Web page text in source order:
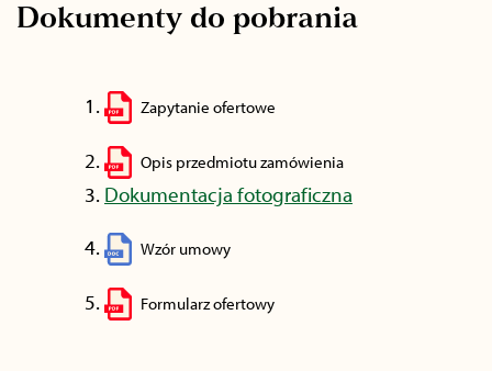
Dokumenty do pobrania
Zapytanie ofertowe
Opis przedmiotu zamówienia
Dokumentacja fotograficzna
Wzór umowy
Formularz ofertowy